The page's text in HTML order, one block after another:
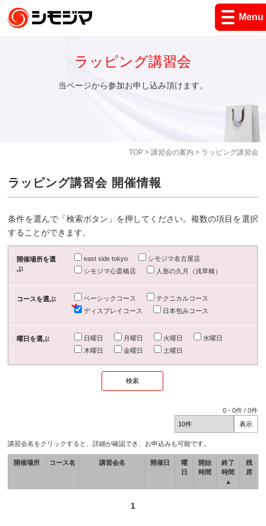
Menu
TOP> 講習会の案内 > ラッピング講習会
ラッピング講習会
当ページから参加お申し込み頂けます。
ラッピング講習会 開催情報
条件を選んで「検索ボタン」を押してください。複数の項目を選択
することができます。
開催場所を選
ぶ
east side tokyo
シモジマ名古屋店
シモジマ心斎橋店
人形の久月（浅草橋）
コースを選ぶ ベーシックコース
テクニカルコース
ディスプレイコース
日本包みコース
曜日を選ぶ 日曜日 月曜日 火曜日
水曜日
木曜日
金曜日 土曜日
0 -0件 /0件
講習会名をクリックすると、詳細が確認でき、お申込みも可能です。
開催場所 コース名 講習会名 開催日
曜
日
開始
時間
終了
時間
▲
残
席
1